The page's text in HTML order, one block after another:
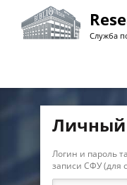
Перейти
основному
Служба
Личный
Логин и пароль
записи СФУ (для